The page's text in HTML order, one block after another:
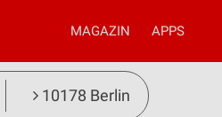
MAGAZIN APPS
10178 Berlin